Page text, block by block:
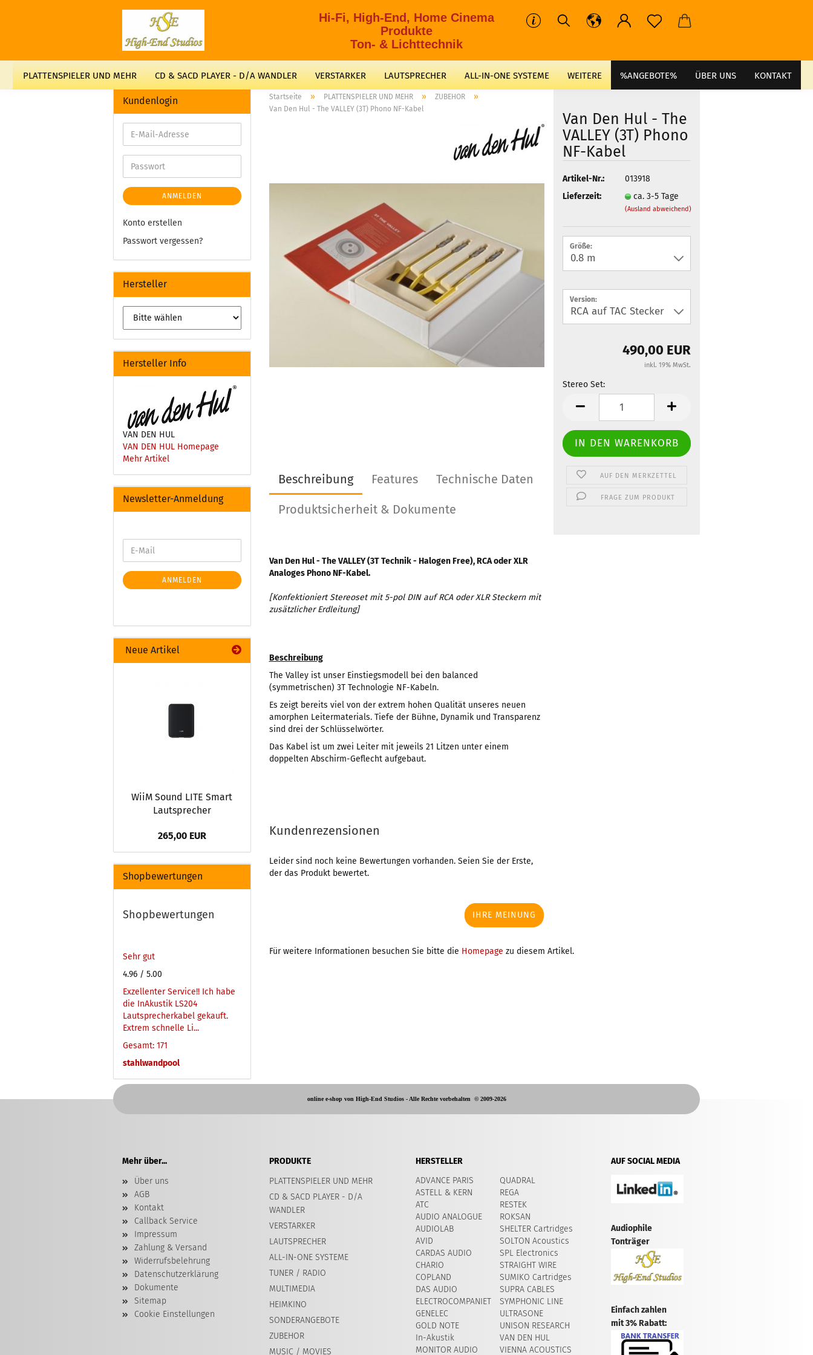
Hi-Fi, High-End, Home Cinema
Produkte
Ton- & Lichttechnik
PLATTENSPIELER UND MEHR CD & SACD PLAYER - D/A WANDLER VERSTARKER LAUTSPRECHER ALL-IN-ONE SYSTEME %ANGEBOTE% ÜBER UNS KONTAKT
WEITERE
Startseite » PLATTENSPIELER UND MEHR » ZUBEHOR »
Van Den Hul - The VALLEY (3T) Phono NF-Kabel
Van Den Hul - The
VALLEY (3T) Phono
NF-Kabel
Artikel-Nr.:
013918
Lieferzeit:
ca. 3-5 Tage
(Ausland abweichend)
Größe:
Version:
490,00 EUR
inkl. 19% MwSt.
Stereo Set:
Stereo
AUF DEN MERKZETTEL
FRAGE ZUM PRODUKT
Beschreibung Features Technische Daten
Produktsicherheit & Dokumente
Van Den Hul - The VALLEY (3T Technik - Halogen Free), RCA oder XLR
Analoges Phono NF-Kabel.
[Konfektioniert Stereoset mit 5-pol DIN auf RCA oder XLR Steckern mit
zusätzlicher Erdleitung]
Beschreibung
The Valley ist unser Einstiegsmodell bei den balanced
(symmetrischen) 3T Technologie NF-Kabeln.
Es zeigt bereits viel von der extrem hohen Qualität unseres neuen
amorphen Leitermaterials. Tiefe der Bühne, Dynamik und Transparenz
sind drei der Schlüsselwörter.
Das Kabel ist um zwei Leiter mit jeweils 21 Litzen unter einem
doppelten Abschirm-Geflecht aufgebaut.
Kundenrezensionen
Leider sind noch keine Bewertungen vorhanden. Seien Sie der Erste,
der das Produkt bewertet.
IHRE MEINUNG
Für weitere Informationen besuchen Sie bitte die Homepage zu diesem Artikel.
Kundenlogin
ANMELDEN
Konto erstellen
Passwort vergessen?
Hersteller
Hersteller Info
VAN DEN HUL
VAN DEN HUL Homepage
Mehr Artikel
Newsletter-Anmeldung
ANMELDEN
Neue Artikel
WiiM Sound LITE Smart
Lautsprecher
265,00 EUR
Shopbewertungen
Shopbewertungen
Sehr gut
4.96 / 5.00
Exzellenter Service!! Ich habe
die InAkustik LS204
Lautsprecherkabel gekauft.
Extrem schnelle Li...
Gesamt: 171
stahlwandpool
online e-shop von High-End Studios - Alle Rechte vorbehalten © 2009-2026
Mehr über...
Über uns
AGB
Kontakt
Callback Service
Impressum
Zahlung & Versand
Widerrufsbelehrung
Datenschutzerklärung
Dokumente
Sitemap
Cookie Einstellungen
PRODUKTE
PLATTENSPIELER UND MEHR
CD & SACD PLAYER - D/A
WANDLER
VERSTARKER
LAUTSPRECHER
ALL-IN-ONE SYSTEME
TUNER / RADIO
MULTIMEDIA
HEIMKINO
SONDERANGEBOTE
ZUBEHOR
MUSIC / MOVIES
HERSTELLER
ADVANCE PARIS
ASTELL & KERN
ATC
AUDIO ANALOGUE
AUDIOLAB
AVID
CARDAS AUDIO
CHARIO
COPLAND
DAS AUDIO
ELECTROCOMPANIET
GENELEC
GOLD NOTE
In-Akustik
MONITOR AUDIO
QUADRAL
REGA
RESTEK
ROKSAN
SHELTER Cartridges
SOLTON Acoustics
SPL Electronics
STRAIGHT WIRE
SUMIKO Cartridges
SUPRA CABLES
SYMPHONIC LINE
ULTRASONE
UNISON RESEARCH
VAN DEN HUL
VIENNA ACOUSTICS
AUF SOCIAL MEDIA
Audiophile
Tonträger
Einfach zahlen
mit 3% Rabatt: